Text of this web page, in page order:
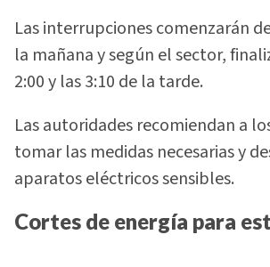
Las interrupciones comenzarán
la mañana y según el sector,
2:00 y las 3:10 de la tarde.
Las autoridades recomiendan a
tomar las medidas necesarias y
aparatos eléctricos sensibles.
Cortes de energía para